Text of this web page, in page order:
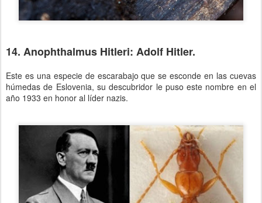
14. Anophthalmus Hitleri: Adolf Hitler.
Este es una especie de escarabajo que se esconde en las cuevas
húmedas de Eslovenia, su descubridor le puso este nombre en el
año 1933 en honor al líder nazis.